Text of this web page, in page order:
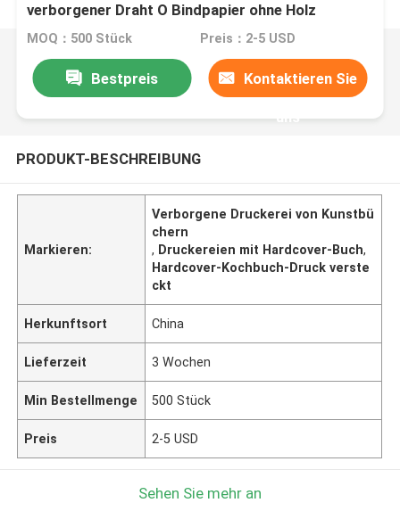
verborgener Draht O Bindpapier ohne Holz
MOQ：500 Stück Preis：2-5 USD
Bestpreis Kontaktieren Sie
uns
PRODUKT-BESCHREIBUNG
Markieren:
Verborgene Druckerei von Kunstbü
chern
, Druckereien mit Hardcover-Buch,
Hardcover-Kochbuch-Druck verste
ckt
Herkunftsort China
Lieferzeit 3 Wochen
Min Bestellmenge 500 Stück
Preis 2-5 USD
Sehen Sie mehr an